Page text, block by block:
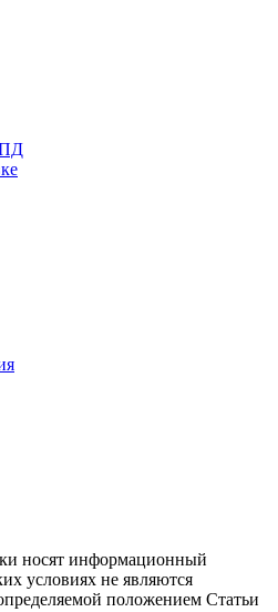
ПД
носят информационный
условиях не являются
положением Статьи